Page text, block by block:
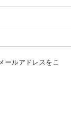
ールアドレスをこ